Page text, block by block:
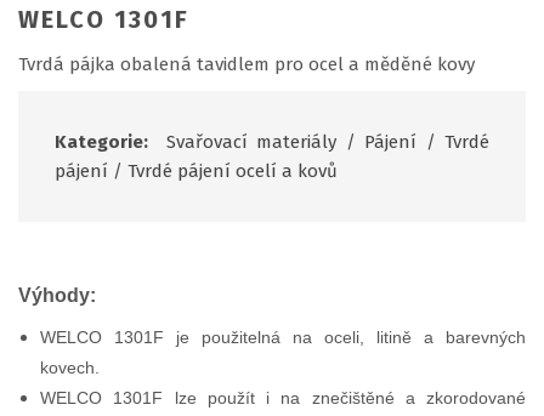
WELCO 1301F
Tvrdá pájka obalená tavidlem pro ocel a měděné kovy
Kategorie: Svařovací materiály / Pájení / Tvrdé
pájení / Tvrdé pájení ocelí a kovů
Výhody:
WELCO 1301F je použitelná na oceli, litině a barevných
kovech.
WELCO 1301F lze použít i na znečištěné a zkorodované